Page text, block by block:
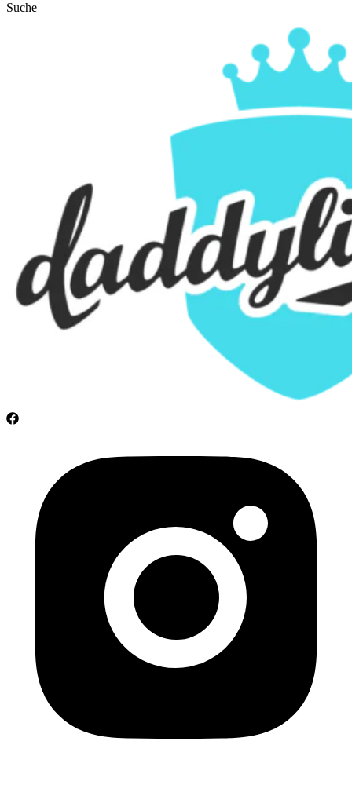
Suche